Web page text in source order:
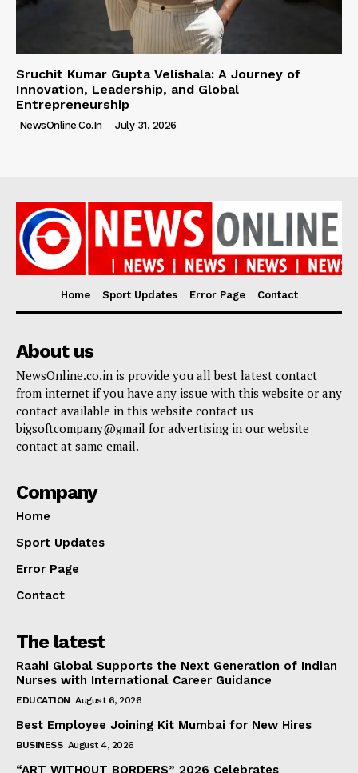
Sruchit Kumar Gupta Velishala: A Journey of
Innovation, Leadership, and Global
Entrepreneurship
NewsOnline.co.in - July 31, 2026
Home Sport Updates Error Page Contact
About us
NewsOnline.co.in is provide you all best latest contact
from internet if you have any issue with this website or any
contact available in this website contact us
bigsoftcompany@gmail for advertising in our website
contact at same email.
Company
Home
Sport Updates
Error Page
Contact
The latest
Raahi Global Supports the Next Generation of Indian
Nurses with International Career Guidance
EDUCATION August 6, 2026
Best Employee Joining Kit Mumbai for New Hires
BUSINESS August 4, 2026
“ART WITHOUT BORDERS” 2026 Celebrates